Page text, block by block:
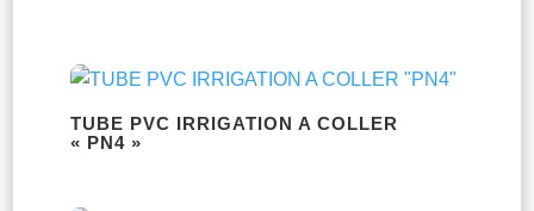
TUBE PVC IRRIGATION A COLLER
« PN4 »